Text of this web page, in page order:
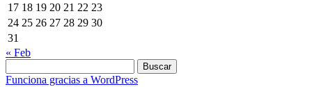
17 18 19 20 21 22 23
24 25 26 27 28 29 30
31
« Feb
Funciona gracias a WordPress